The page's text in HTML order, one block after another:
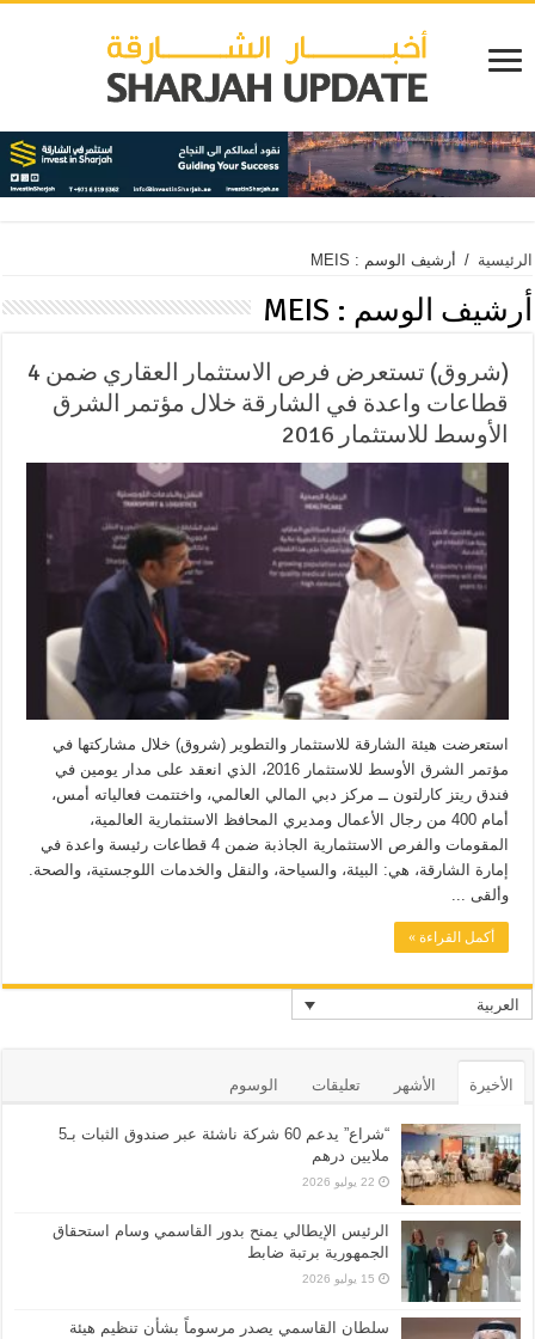
الرئيسية / أرشيف الوسم : MEIS
أرشيف الوسم : MEIS
(شروق) تستعرض فرص الاستثمار العقاري ضمن 4
قطاعات واعدة في الشارقة خلال مؤتمر الشرق
الأوسط للاستثمار 2016
استعرضت هيئة الشارقة للاستثمار والتطوير (شروق) خلال مشاركتها في
مؤتمر الشرق الأوسط للاستثمار 2016، الذي انعقد على مدار يومين في
فندق ريتز كارلتون ــ مركز دبي المالي العالمي، واختتمت فعالياته أمس،
أمام 400 من رجال الأعمال ومديري المحافظ الاستثمارية العالمية،
المقومات والفرص الاستثمارية الجاذبة ضمن 4 قطاعات رئيسة واعدة في
إمارة الشارقة، هي: البيئة، والسياحة، والنقل والخدمات اللوجستية، والصحة.
وألقى ...
أكمل القراءة »
العربية
الأخيرة الأشهر تعليقات الوسوم
“شراع” يدعم 60 شركة ناشئة عبر صندوق الثبات بـ5
ملايين درهم
22 يوليو 2026
الرئيس الإيطالي يمنح بدور القاسمي وسام استحقاق
الجمهورية برتبة ضابط
15 يوليو 2026
سلطان القاسمي يصدر مرسوماً بشأن تنظيم هيئة